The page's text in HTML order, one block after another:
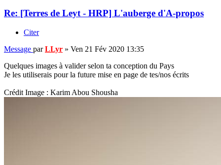
Re: [Terres de Leyt - HRP] L'auberge d'A-propos
Citer
Message parLLyr » Ven 21 Fév 2020 13:35
Quelques images à valider selon ta conception du Pays
Je les utiliserais pour la future mise en page de tes/nos écrits
Crédit Image : Karim Abou Shousha